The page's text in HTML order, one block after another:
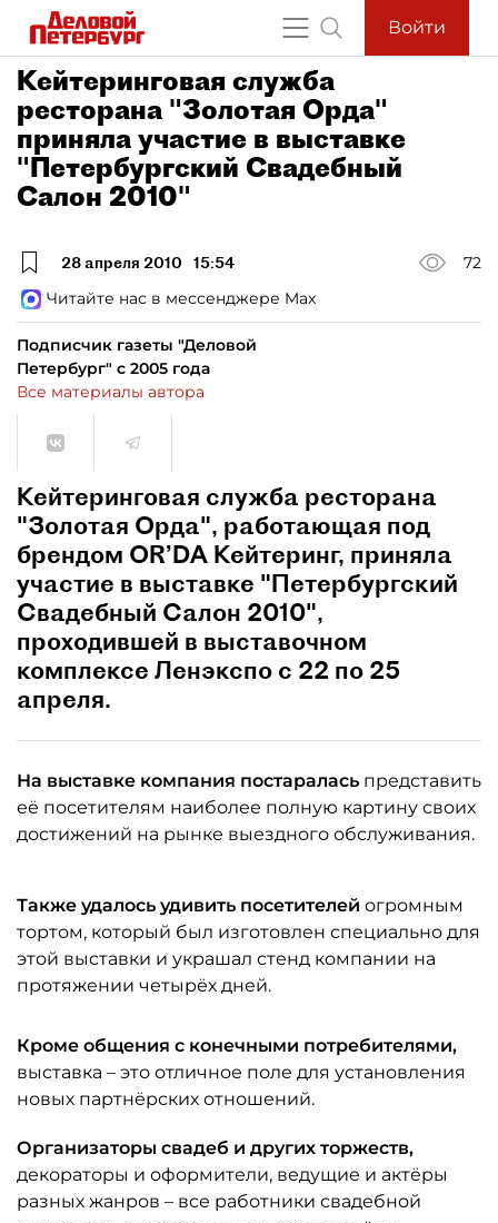
Войти
Кейтеринговая служба
ресторана "Золотая Орда"
приняла участие в выставке
"Петербургский Свадебный
Салон 2010"
28 апреля 2010 15:54
72
Читайте нас в мессенджере Max
Подписчик газеты "Деловой
Петербург" с 2005 года
Все материалы автора
Кейтеринговая служба ресторана
"Золотая Орда", работающая под
брендом OR’DA Кейтеринг, приняла
участие в выставке "Петербургский
Свадебный Салон 2010",
проходившей в выставочном
комплексе Ленэкспо с 22 по 25
апреля.
На выставке компания постаралась представить
её посетителям наиболее полную картину своих
достижений на рынке выездного обслуживания.
Также удалось удивить посетителей огромным
тортом, который был изготовлен специально для
этой выставки и украшал стенд компании на
протяжении четырёх дней.
Кроме общения с конечными потребителями,
выставка – это отличное поле для установления
новых партнёрских отношений.
Организаторы свадеб и других торжеств,
декораторы и оформители, ведущие и актёры
разных жанров – все работники свадебной